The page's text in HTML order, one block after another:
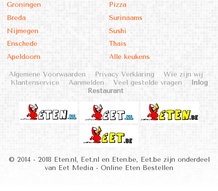
Groningen
Breda
Nijmegen
Enschede
Apeldoorn
Pizza
Surinaams
Sushi
Thais
Alle keukens
Algemene Voorwaarden Privacy Verklaring
Wie zijn wij
Klantenservice
Aanmelden Veel gestelde vragen
Inlog
Restaurant
© 2014 - 2018 Eten.nl, Eet.nl en Eten.be, Eet.be zijn onderdeel
van Eet Media - Online Eten Bestellen